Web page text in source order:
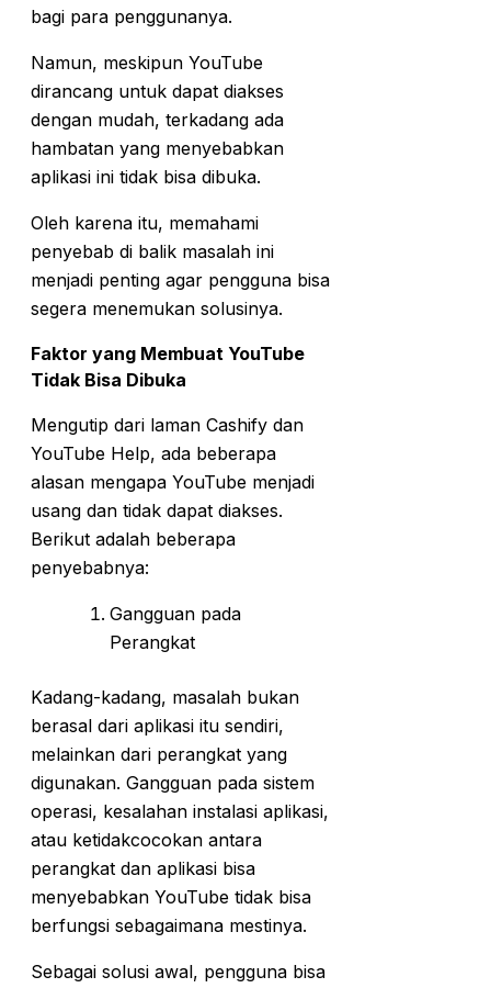
bagi para penggunanya.
Namun, meskipun YouTube
dirancang untuk dapat diakses
dengan mudah, terkadang ada
hambatan yang menyebabkan
aplikasi ini tidak bisa dibuka.
Oleh karena itu, memahami
penyebab di balik masalah ini
menjadi penting agar pengguna bisa
segera menemukan solusinya.
Faktor yang Membuat YouTube
Tidak Bisa Dibuka
Mengutip dari laman Cashify dan
YouTube Help, ada beberapa
alasan mengapa YouTube menjadi
usang dan tidak dapat diakses.
Berikut adalah beberapa
penyebabnya:
Gangguan pada
Perangkat
Kadang-kadang, masalah bukan
berasal dari aplikasi itu sendiri,
melainkan dari perangkat yang
digunakan. Gangguan pada sistem
operasi, kesalahan instalasi aplikasi,
atau ketidakcocokan antara
perangkat dan aplikasi bisa
menyebabkan YouTube tidak bisa
berfungsi sebagaimana mestinya.
Sebagai solusi awal, pengguna bisa